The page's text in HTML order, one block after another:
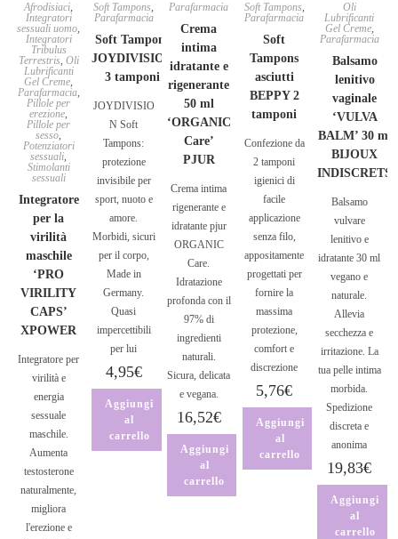
Afrodisiaci,
Integratori
sessuali uomo,
Integratori
Tribulus
Terrestris, Oli
Lubrificanti
Gel Creme,
Parafarmacia,
Pillole per
erezione,
Pillole per
sesso,
Potenziatori
sessuali,
Stimolanti
sessuali
Integratore
per la
virilità
maschile
‘PRO
VIRILITY
CAPS’
XPOWER
Integratore per
virilità e
energia
sessuale
maschile.
Aumenta
testosterone
naturalmente,
migliora
l'erezione e
Soft Tampons,
Parafarmacia
Soft Tampons
JOYDIVISION
3 tamponi
JOYDIVISIO
N Soft
Tampons:
protezione
invisibile per
sport, nuoto e
amore.
Morbidi, sicuri
per il corpo,
Made in
Germany.
Quasi
impercettibili
per lui
4,95€
Aggiungi
al
carrello
Parafarmacia
Crema
intima
idratante e
rigenerante
50 ml
‘ORGANIC
Care’
PJUR
Crema intima
rigenerante e
idratante pjur
ORGANIC
Care.
Idratazione
profonda con il
97% di
ingredienti
naturali.
Sicura, delicata
e vegana.
16,52€
Aggiungi
al
carrello
Soft Tampons,
Parafarmacia
Soft
Tampons
asciutti
BEPPY 2
tamponi
Confezione da
2 tamponi
igienici di
facile
applicazione
senza filo,
appositamente
progettati per
fornire la
massima
protezione,
comfort e
discrezione
5,76€
Aggiungi
al
carrello
Oli
Lubrificanti
Gel Creme,
Parafarmacia
Balsamo
lenitivo
vaginale
‘VULVA
BALM’ 30 ml
BIJOUX
INDISCRETS
Balsamo
vulvare
lenitivo e
idratante 30 ml
vegano e
naturale.
Allevia
secchezza e
irritazione. La
tua pelle intima
morbida.
Spedizione
discreta e
anonima
19,83€
Aggiungi
al
carrello